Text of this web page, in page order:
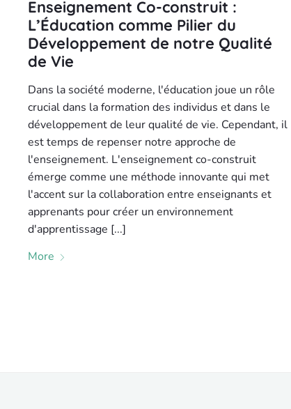
Enseignement Co-construit :
L’Éducation comme Pilier du
Développement de notre Qualité
de Vie
Dans la société moderne, l'éducation joue un rôle
crucial dans la formation des individus et dans le
développement de leur qualité de vie. Cependant, il
est temps de repenser notre approche de
l'enseignement. L'enseignement co-construit
émerge comme une méthode innovante qui met
l'accent sur la collaboration entre enseignants et
apprenants pour créer un environnement
d'apprentissage [...]
More